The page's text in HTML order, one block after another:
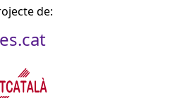
de: